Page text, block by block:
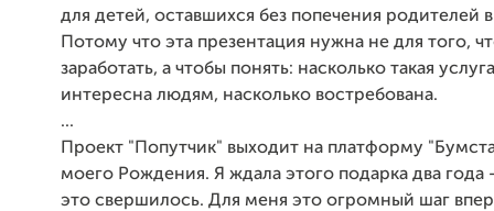
для детей, оставшихся без попечения родителей
Потому что эта презентация нужна не для того,
заработать, а чтобы понять: насколько такая
интересна людям, насколько востребована.
...
Проект "Попутчик" выходит на платформу
моего Рождения. Я ждала этого подарка два года
это свершилось. Для меня это огромный шаг